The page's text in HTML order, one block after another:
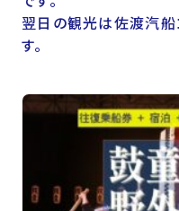
翌日の観光は佐渡汽船
す。